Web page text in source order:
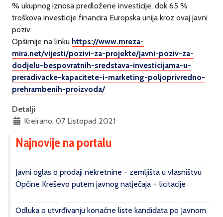
% ukupnog iznosa predložene investicije, dok 65 %
troškova investicije financira Europska unija kroz ovaj javni
poziv.
Opširnije na linku https://www.mreza-
mira.net/vijesti/pozivi-za-projekte/javni-poziv-za-
dodjelu-bespovratnih-sredstava-investicijama-u-
preradivacke-kapacitete-i-marketing-poljoprivredno-
prehrambenih-proizvoda/
Detalji
Kreirano: 07 Listopad 2021
Najnovije na portalu
Javni oglas o prodaji nekretnine - zemljišta u vlasništvu
Općine Kreševo putem javnog natječaja – licitacije
Odluka o utvrđivanju konačne liste kandidata po Javnom